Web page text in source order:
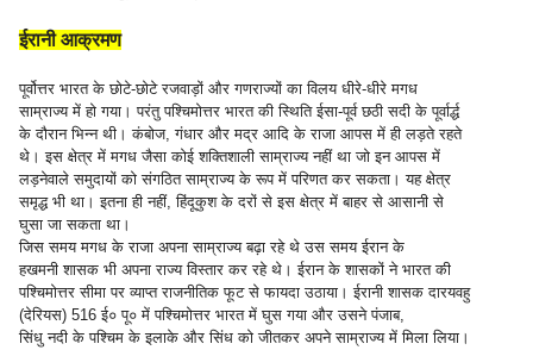
ईरानी आक्रमण
पूर्वोत्तर भारत के छोटे-छोटे रजवाड़ों और गणराज्यों का विलय धीरे-धीरे मगध
साम्राज्य में हो गया। परंतु पश्चिमोत्तर भारत की स्थिति ईसा-पूर्व छठी सदी के पूर्वार्द्ध
के दौरान भिन्न थी। कंबोज, गंधार और मद्र आदि के राजा आपस में ही लड़ते रहते
थे। इस क्षेत्र में मगध जैसा कोई शक्तिशाली साम्राज्य नहीं था जो इन आपस में
लड़नेवाले समुदायों को संगठित साम्राज्य के रूप में परिणत कर सकता। यह क्षेत्र
समृद्ध भी था। इतना ही नहीं, हिंदूकुश के दरों से इस क्षेत्र में बाहर से आसानी से
घुसा जा सकता था।
जिस समय मगध के राजा अपना साम्राज्य बढ़ा रहे थे उस समय ईरान के
हखमनी शासक भी अपना राज्य विस्तार कर रहे थे। ईरान के शासकों ने भारत की
पश्चिमोत्तर सीमा पर व्याप्त राजनीतिक फूट से फायदा उठाया। ईरानी शासक दारयवहु
(देरियस) 516 ई० पू० में पश्चिमोत्तर भारत में घुस गया और उसने पंजाब,
सिंधु नदी के पश्चिम के इलाके और सिंध को जीतकर अपने साम्राज्य में मिला लिया।